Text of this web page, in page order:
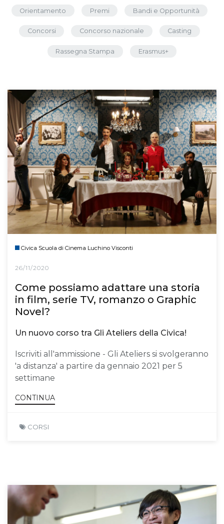
Orientamento Premi Bandi e Opportunità
Concorsi Concorso nazionale Casting
Rassegna Stampa Erasmus+
Civica Scuola di Cinema Luchino Visconti
26/11/2020
Come possiamo adattare una storia
in film, serie TV, romanzo o Graphic
Novel?
Un nuovo corso tra Gli Ateliers della Civica!
Iscriviti all'ammissione - Gli Ateliers si svolgeranno
'a distanza' a partire da gennaio 2021 per 5
settimane
CONTINUA
CORSI